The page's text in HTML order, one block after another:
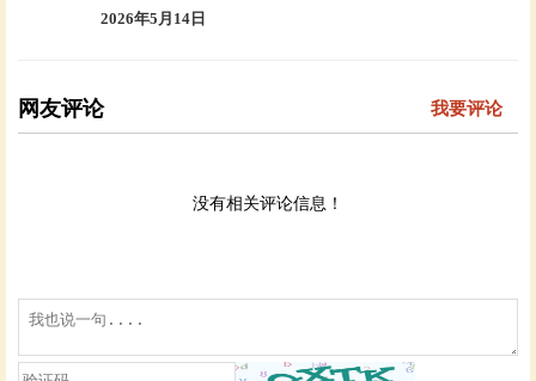
2026年5月14日
网友评论 我要评论
没有相关评论信息！